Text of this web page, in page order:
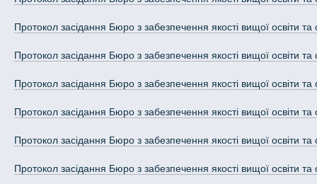
Протокол засідання Бюро з забезпечення якості вищої освіти
Протокол засідання Бюро з забезпечення якості вищої освіти
Протокол засідання Бюро з забезпечення якості вищої освіти
Протокол засідання Бюро з забезпечення якості вищої освіти
Протокол засідання Бюро з забезпечення якості вищої освіти
Протокол засідання Бюро з забезпечення якості вищої освіти